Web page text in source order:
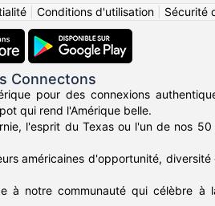
| Conditions d'utilisation| Sécurité
Connectons
pour des connexions
qui rend l'Amérique belle.
l'esprit du Texas ou l'un de nos
américaines d'opportunité,
à notre communauté qui célèbre